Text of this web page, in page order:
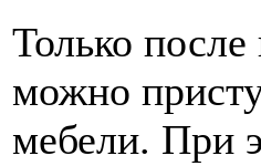
Только после
можно
мебели. При